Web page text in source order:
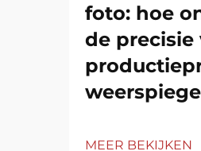
foto: hoe
de precisie
MEER BEKIJKEN